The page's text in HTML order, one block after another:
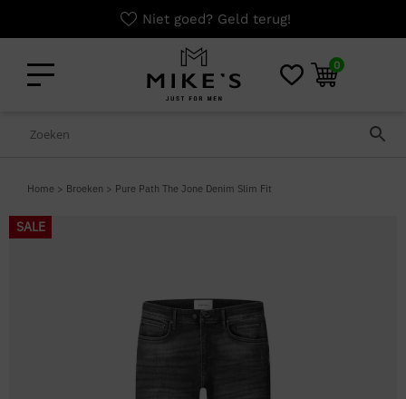
Niet goed? Geld terug!
0
Home > Broeken > Pure Path The Jone Denim Slim Fit
SALE